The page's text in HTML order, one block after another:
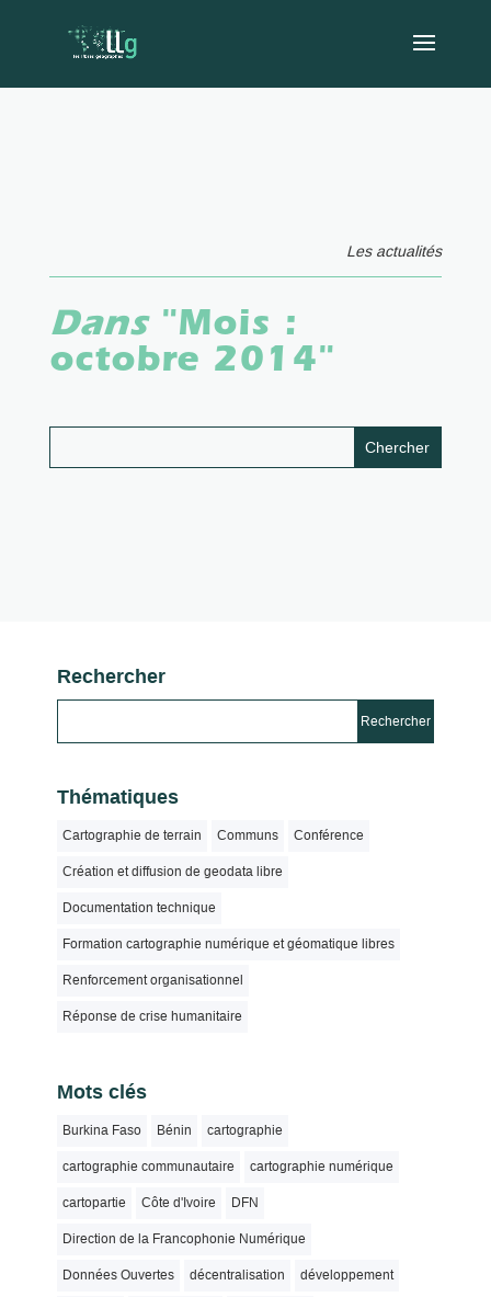
Les actualités
Dans"Mois :
octobre 2014"
Rechercher
Thématiques
Cartographie de terrain Communs Conférence
Création et diffusion de geodata libre
Documentation technique
Formation cartographie numérique et géomatique libres
Renforcement organisationnel
Réponse de crise humanitaire
Mots clés
Burkina Faso Bénin cartographie
cartographie communautaire cartographie numérique
cartopartie Côte d'Ivoire DFN
Direction de la Francophonie Numérique
Données Ouvertes décentralisation développement